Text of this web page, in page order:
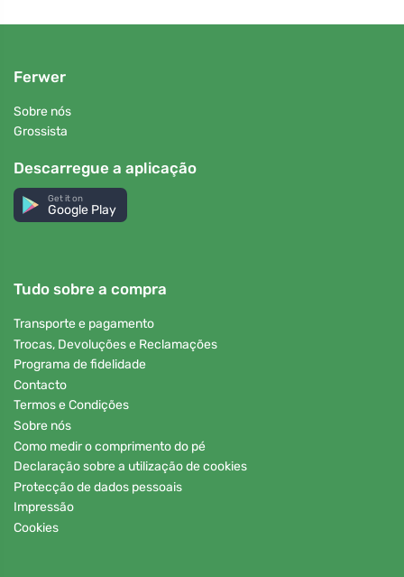
Ferwer
Sobre nós
Grossista
Descarregue a aplicação
Get it on
Google Play
Tudo sobre a compra
Transporte e pagamento
Trocas, Devoluções e Reclamações
Programa de fidelidade
Contacto
Termos e Condições
Sobre nós
Como medir o comprimento do pé
Declaração sobre a utilização de cookies
Protecção de dados pessoais
Impressão
Cookies